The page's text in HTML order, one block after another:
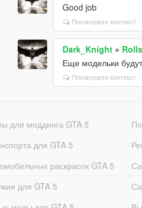
Good job
Посмотрите контекст
Dark_Knight »
Еще модельки
Посмотрите контекст
для моддинга GTA 5
для GTA 5
раскрасок GTA 5
для GTA 5